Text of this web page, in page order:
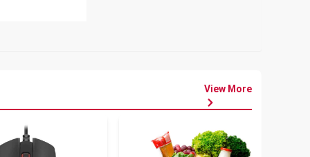
View More